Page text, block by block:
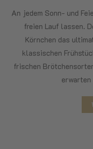
An jedem Sonn- und
freien Lauf lassen.
Körnchen das
klassischen
frischen